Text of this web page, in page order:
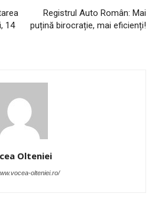
14
Registrul Auto Român: Mai
puțină birocrație, mai eficienți!
Olteniei
olteniei.ro/